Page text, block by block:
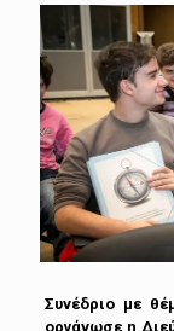
Συνέδριο με
οργάνωσε η